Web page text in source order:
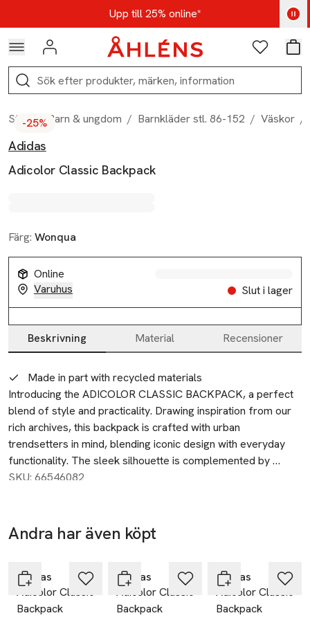
Hoppa till navigationsmenynUpp till 25% online*
Kod: AUG25 - Shoppa nu
Logga in Favoriter
Sök
Start / Barn & ungdom / Barnkläder stl. 86-152 / Väskor /
Produktbilder
Hoppa över bildspelet
-25%
Adidas
Adicolor Classic Backpack
Färg: Wonqua
Online
Varuhus
Slut i lager
Produktinformation
Beskrivning Material Recensioner
Beskrivning
Made in part with recycled materials
Introducing the ADICOLOR CLASSIC BACKPACK, a perfect
blend of style and practicality. Drawing inspiration from our
rich archives, this backpack is crafted with urban
trendsetters in mind, blending iconic design with everyday
functionality. The sleek silhouette is complemented by
screenprint trefoil branding, embodying the bold spirit of
Designed for those who appreciate both style and utility, the
backpack features a large main compartment, front zip
your essentials. A rain cover provides added protection,
making it ideal for unpredictable weather. The padded,
adjustable straps ensure a comfortable fit, perfect for daily
SKU: 66546082
Andra har även köpt
Adidas
Adicolor Classic
Backpack
-25%
Adidas
Adicolor Classic
Backpack
Adidas
Adicolor Classic
Backpack